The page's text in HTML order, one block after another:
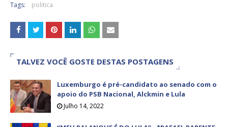
Tags: politica
TALVEZ VOCÊ GOSTE DESTAS POSTAGENS
Luxemburgo é pré-candidato ao senado com o
apoio do PSB Nacional, Alckmin e Lula
Julho 14, 2022